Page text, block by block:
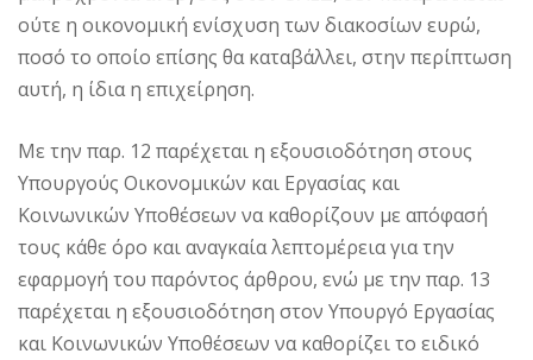
ούτε η οικονομική ενίσχυση των διακοσίων ευρώ,
ποσό το οποίο επίσης θα καταβάλλει, στην περίπτωση
αυτή, η ίδια η επιχείρηση.
Με την παρ. 12 παρέχεται η εξουσιοδότηση στους
Υπουργούς Οικονομικών και Εργασίας και
Κοινωνικών Υποθέσεων να καθορίζουν με απόφασή
τους κάθε όρο και αναγκαία λεπτομέρεια για την
εφαρμογή του παρόντος άρθρου, ενώ με την παρ. 13
παρέχεται η εξουσιοδότηση στον Υπουργό Εργασίας
και Κοινωνικών Υποθέσεων να καθορίζει το ειδικό